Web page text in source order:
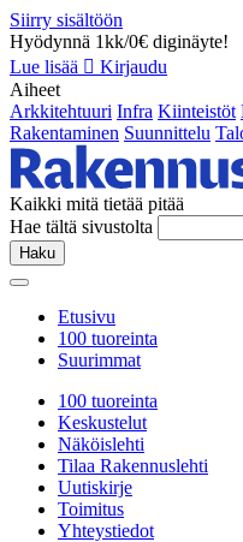
Siirry sisältöön
Hyödynnä 1kk/0€ diginäyte!
Lue lisää
Kirjaudu
Aiheet
Arkkitehtuuri Infra Kiinteistöt
Rakentaminen Suunnittelu
Kaikki mitä tietää pitää
Hae tältä sivustolta
Haku
Etusivu
100 tuoreinta
Suurimmat
100 tuoreinta
Keskustelut
Näköislehti
Tilaa Rakennuslehti
Uutiskirje
Toimitus
Yhteystiedot